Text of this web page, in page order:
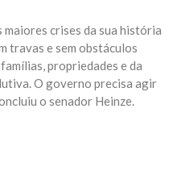
maiores crises da sua história
travas e sem obstáculos
propriedades e da
O governo precisa agir
o senador Heinze.